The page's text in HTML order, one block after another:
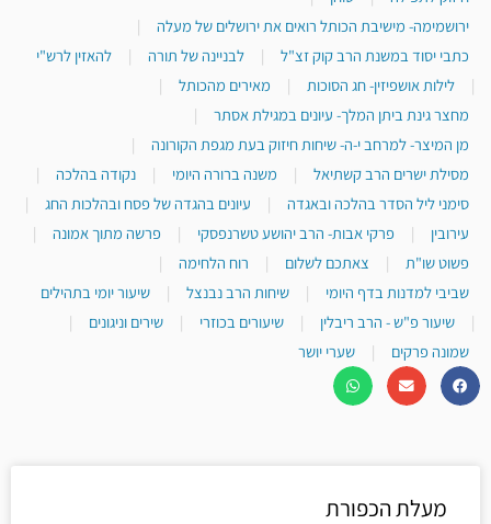
ירושמימה- מישיבת הכותל רואים את ירושלים של מעלה
|
כתבי יסוד במשנת הרב קוק זצ"ל
| לבניינה של תורה |
להאזין לרש"י
|
לילות אושפיזין- חג הסוכות | מאירים מהכותל
|
מחצר גינת ביתן המלך- עיונים במגילת אסתר
|
מן המיצר- למרחב י-ה- שיחות חיזוק בעת מגפת הקורונה
|
מסילת ישרים הרב קשתיאל
| משנה ברורה היומי | נקודה בהלכה
|
סימני ליל הסדר בהלכה ובאגדה
| עיונים בהגדה של פסח ובהלכות החג
|
עירובין
| פרקי אבות- הרב יהושע טשרנפסקי | פרשה מתוך אמונה
|
פשוט שו"ת
| צאתכם לשלום | רוח הלחימה
|
שביבי למדנות בדף היומי
| שיחות הרב נבנצל |
שיעור יומי בתהילים
|
שיעור פ"ש - הרב ריבלין | שיעורים בכוזרי | שירים וניגונים
|
שמונה פרקים
| שערי יושר
מעלת הכפורת